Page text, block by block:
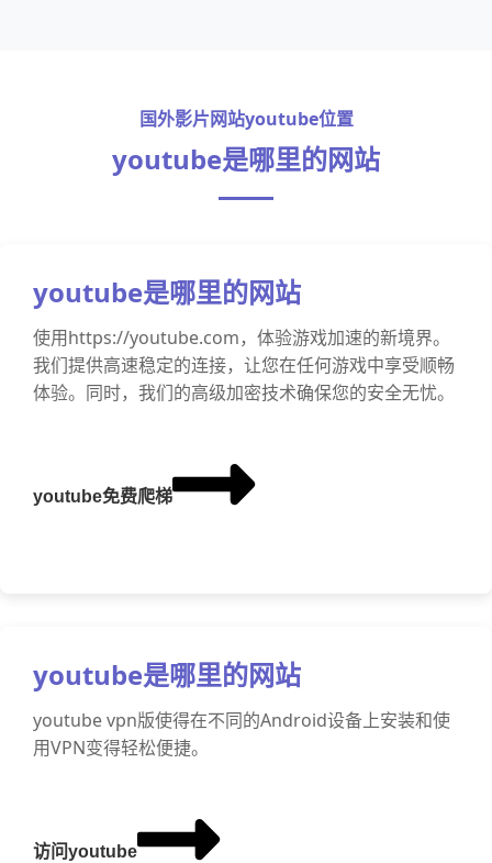
国外影片网站youtube位置
youtube是哪里的网站
youtube是哪里的网站
使用https://youtube.com，体验游戏加速的新境界。
我们提供高速稳定的连接，让您在任何游戏中享受顺畅
体验。同时，我们的高级加密技术确保您的安全无忧。
youtube免费爬梯
youtube是哪里的网站
youtube vpn版使得在不同的Android设备上安装和使
用VPN变得轻松便捷。
访问youtube